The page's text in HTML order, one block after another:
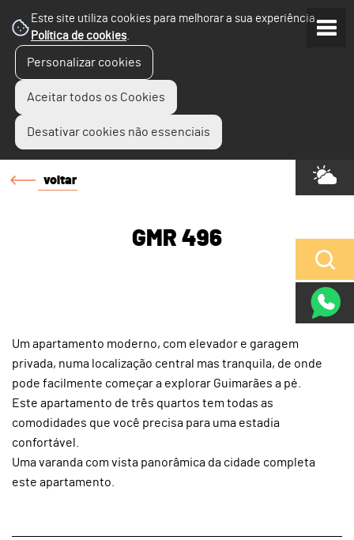
Este site utiliza cookies para melhorar a sua experiência.
Política de cookies.
Personalizar cookies
Aceitar todos os Cookies
Desativar cookies não essenciais
voltar
GMR 496
Um apartamento moderno, com elevador e garagem
privada, numa localização central mas tranquila, de onde
pode facilmente começar a explorar Guimarães a pé.
Este apartamento de três quartos tem todas as
comodidades que você precisa para uma estadia
confortável.
Uma varanda com vista panorâmica da cidade completa
este apartamento.